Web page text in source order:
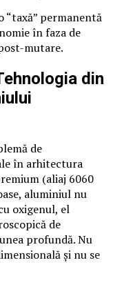
“taxă” permanentă
în faza de
mutare.
din
de
în arhitectura
(aliaj 6060
aluminiul nu
oxigenul, el
de
profundă. Nu
și nu se